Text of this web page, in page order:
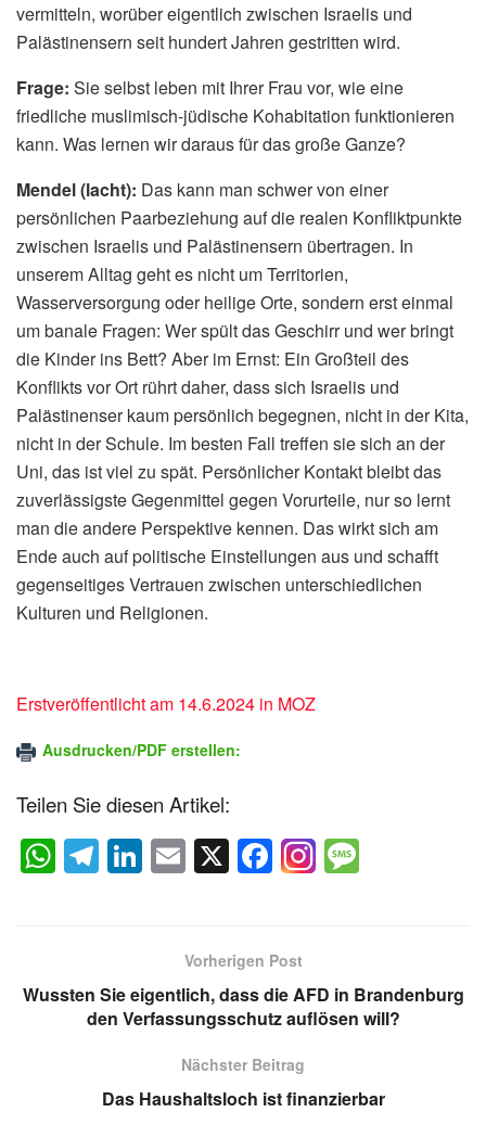
vermitteln, worüber eigentlich zwischen Israelis und
Palästinensern seit hundert Jahren gestritten wird.
Frage: Sie selbst leben mit Ihrer Frau vor, wie eine
friedliche muslimisch-jüdische Kohabitation funktionieren
kann. Was lernen wir daraus für das große Ganze?
Mendel (lacht): Das kann man schwer von einer
persönlichen Paarbeziehung auf die realen Konfliktpunkte
zwischen Israelis und Palästinensern übertragen. In
unserem Alltag geht es nicht um Territorien,
Wasserversorgung oder heilige Orte, sondern erst einmal
um banale Fragen: Wer spült das Geschirr und wer bringt
die Kinder ins Bett? Aber im Ernst: Ein Großteil des
Konflikts vor Ort rührt daher, dass sich Israelis und
Palästinenser kaum persönlich begegnen, nicht in der Kita,
nicht in der Schule. Im besten Fall treffen sie sich an der
Uni, das ist viel zu spät. Persönlicher Kontakt bleibt das
zuverlässigste Gegenmittel gegen Vorurteile, nur so lernt
man die andere Perspektive kennen. Das wirkt sich am
Ende auch auf politische Einstellungen aus und schafft
gegenseitiges Vertrauen zwischen unterschiedlichen
Kulturen und Religionen.
Erstveröffentlicht am 14.6.2024 in MOZ
Ausdrucken/PDF erstellen:
Teilen Sie diesen Artikel:
W
h
A
T
el
a
m
Li
n
dI
n
E
m
X F
a
e
b
o
o
k
g
e
Vorherigen Post
Wussten Sie eigentlich, dass die AFD in Brandenburg
den Verfassungsschutz auflösen will?
Nächster Beitrag
Das Haushaltsloch ist finanzierbar